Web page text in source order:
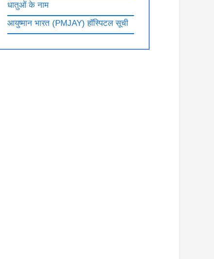
धातुओं के नाम
आयुष्मान भारत (PMJAY) हॉस्पिटल सूची